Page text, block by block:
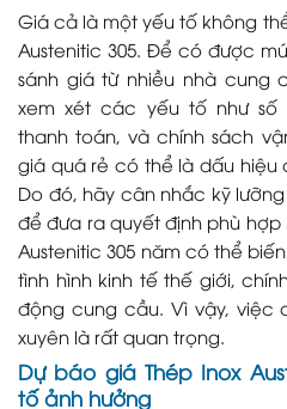
Giá cả là một yếu tố không
Austenitic 305. Để có được
sánh giá từ nhiều nhà cung
xem xét các yếu tố như số
thanh toán, và chính sách
giá quá rẻ có thể là dấu hiệu
Do đó, hãy cân nhắc kỹ
để đưa ra quyết định phù
Austenitic 305 năm có thể
tình hình kinh tế thế giới,
động cung cầu. Vì vậy, việc
xuyên là rất quan trọng.
Dự báo giá Thép Inox
tố ảnh hưởng